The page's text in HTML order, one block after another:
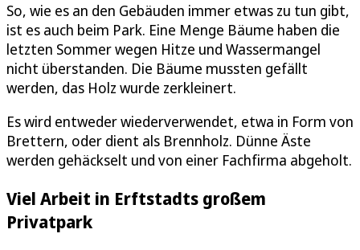
So, wie es an den Gebäuden immer etwas zu tun gibt,
ist es auch beim Park. Eine Menge Bäume haben die
letzten Sommer wegen Hitze und Wassermangel
nicht überstanden. Die Bäume mussten gefällt
werden, das Holz wurde zerkleinert.
Es wird entweder wiederverwendet, etwa in Form von
Brettern, oder dient als Brennholz. Dünne Äste
werden gehäckselt und von einer Fachfirma abgeholt.
Viel Arbeit in Erftstadts großem
Privatpark